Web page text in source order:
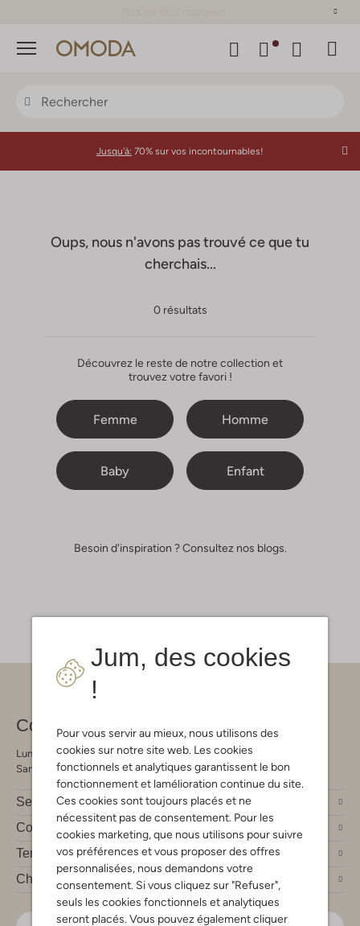
Menu
Jum, des cookies
!
Pour vous servir au mieux, nous utilisons des
cookies sur notre site web. Les cookies
fonctionnels et analytiques garantissent le bon
fonctionnement et lamélioration continue du site.
Ces cookies sont toujours placés et ne
nécessitent pas de consentement. Pour les
cookies marketing, que nous utilisons pour suivre
vos préférences et vous proposer des offres
personnalisées, nous demandons votre
consentement. Si vous cliquez sur "Refuser",
seuls les cookies fonctionnels et analytiques
seront placés. Vous pouvez également cliquer
Jusqu'à: 70% sur vos incontournables!
Oups, nous n'avons pas trouvé ce que tu
cherchais...
0 résultats
Découvrez le reste de notre collection et
trouvez votre favori !
Femme Homme
Baby Enfant
Besoin d'inspiration ? Consultez nos blogs.
Contact
Lundi - Vendredi 09:00 - 21:00 heures
Samedi 09:00 - 17:00 heures
Service clients
Compte
Tendances mode
Chez Omoda